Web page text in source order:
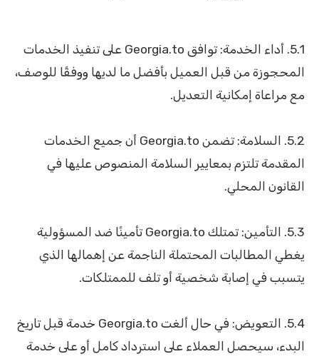
5.1. أداء الخدمة: توافق Georgia.to على تنفيذ الخدمات
المحجوزة من قبل العميل بأفضل ما لديها ووفقًا للوصف،
مع مراعاة إمكانية التعديل.
5.2. السلامة: تضمن Georgia.to أن جميع الخدمات
المقدمة تلتزم بمعايير السلامة المنصوص عليها في
القانون المحلي.
5.3. التأمين: تمتلك Georgia.to تأمينًا ضد المسؤولية
يغطي المطالبات المحتملة الناجمة عن إهمالها الذي
يتسبب في إصابة شخصية أو تلف للممتلكات.
5.4. التعويض: في حال ألغت Georgia.to خدمة قبل تاريخ
البدء، سيحصل العملاء على استرداد كامل أو على خدمة